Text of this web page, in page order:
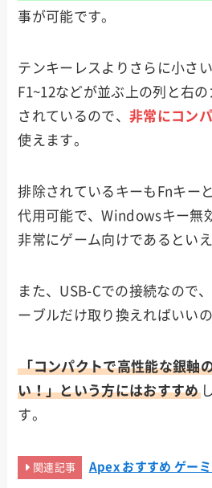
事が可能です。
テンキーレスよりさらに小さ
F1~12などが並ぶ上の列と右
されているので、 非常にコン
使えます。
排除されているキーもFnキー
代用可能で、Windowsキー無
非常にゲーム向けであるといえ
また、USB-Cでの接続なので
ーブルだけ取り換えればいい
「コンパクトで高性能な銀軸
い！」という方にはおすすめ
す。
関連記事 Apex おすすめ ゲー